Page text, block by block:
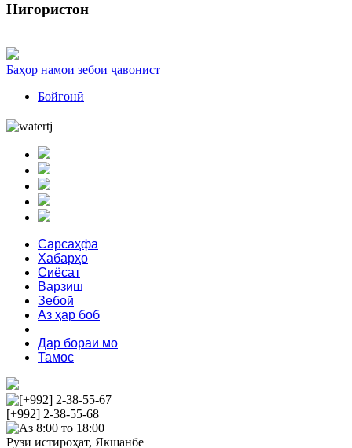
Нигористон
Баҳор намои зебои ҷавонист
Бойгонӣ
Сарсаҳфа
Хабарҳо
Сиёсат
Варзиш
Зебоӣ
Аз ҳар боб
Дар бораи мо
Тамос
[+992] 2-38-55-67
[+992] 2-38-55-68
Аз 8:00 то 18:00
Рӯзи истироҳат, Якшанбе